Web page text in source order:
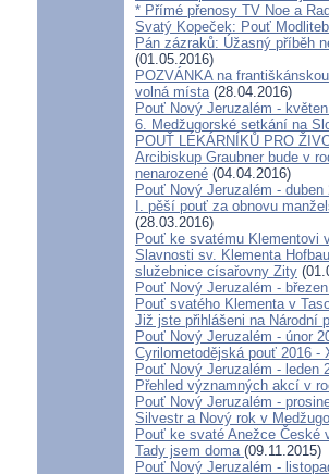
* Přímé přenosy TV Noe a
Svatý Kopeček: Pouť
Pán zázraků: Úžasný příběh
(01.05.2016)
POZVÁNKA na
volná místa(28.04.2016)
Pouť Nový Jeruzalém -
6. Medžugorské setkání na
POUŤ LÉKÁRNÍKŮ PRO
Arcibiskup Graubner bude v
nenarozené (04.04.2016)
Pouť Nový Jeruzalém - duben
I. pěší pouť za obnovu
(28.03.2016)
Pouť ke svatému Klementovi
Slavnosti sv. Klementa
služebnice císařovny Zity
Pouť Nový Jeruzalém -
Pouť svatého Klementa v
Již jste přihlášeni na Národní
Pouť Nový Jeruzalém - únor
Cyrilometodějská pouť 2016 -
Pouť Nový Jeruzalém - leden
Přehled významných akcí v
Pouť Nový Jeruzalém -
Silvestr a Nový rok v
Pouť ke svaté Anežce České
Tady jsem doma (09.11.2015)
Pouť Nový Jeruzalém -